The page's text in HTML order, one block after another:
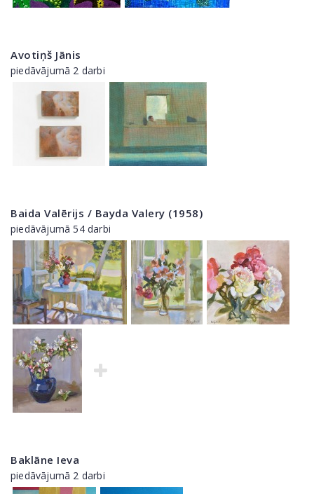
Avotiņš Jānis
piedāvājumā 2 darbi
Baida Valērijs / Bayda Valery (1958)
piedāvājumā 54 darbi
Baklāne Ieva
piedāvājumā 2 darbi